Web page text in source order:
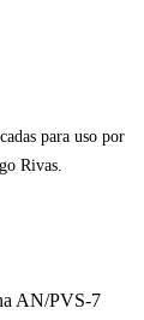
para uso por
Rivas.
AN/PVS-7